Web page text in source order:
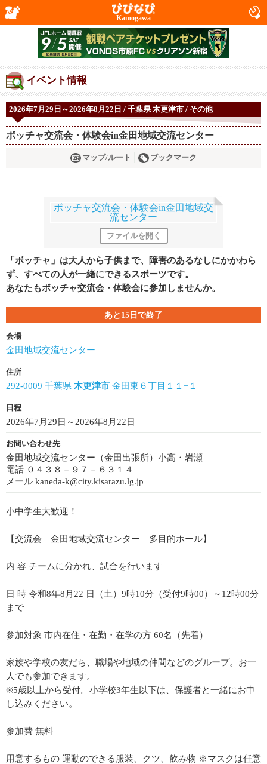
Kamogawa
イベント情報
2026年7月29日～2026年8月22日 / 千葉県 木更津市 / その他
ボッチャ交流会・体験会in金田地域交流センター
マップ/ルート ブックマーク
ファイルを開く
「ボッチャ」は大人から子供まで、障害のあるなしにかかわら
ず、すべての人が一緒にできるスポーツです。
あなたもボッチャ交流会・体験会に参加しませんか。
あと15日で終了
会場
金田地域交流センター
住所
292-0009 千葉県 木更津市 金田東６丁目１１−１
日程
2026年7月29日～2026年8月22日
お問い合わせ先
金田地域交流センター（金田出張所）小高・岩瀬
電話 ０４３８－９７－６３１４
メール kaneda-k@city.kisarazu.lg.jp
小中学生大歓迎！
【交流会 金田地域交流センター 多目的ホール】
内 容 チームに分かれ、試合を行います
日 時 令和8年8月22 日（土）9時10分（受付9時00）～12時00分
まで
参加対象 市内在住・在勤・在学の方 60名（先着）
家族や学校の友だち、職場や地域の仲間などのグループ。お一
人でも参加できます。
※5歳以上から受付。小学校3年生以下は、保護者と一緒にお申
し込みください。
参加費 無料
用意するもの 運動のできる服装、クツ、飲み物 ※マスクは任意